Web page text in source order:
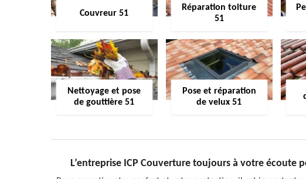
Couvreur 51
Réparation toiture
51
Nettoyage et pose
de gouttière 51
Pose et réparation
de velux 51
L’entreprise ICP Couverture toujours à votre écoute